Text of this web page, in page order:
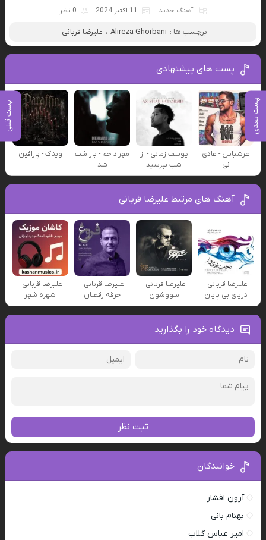
پست بعدی پست قبلی
آهنگ جدید 11 اکتبر 2024 0 نظر
برچسب ها : Alireza Ghorbani ، علیرضا قربانی
پست های پیشنهادی
عرشیاس - عادی
نی
یوسف زمانی - از
شب بپرسید
مهراد جم - باز شب
شد
ویناک - پارافین
آهنگ های مرتبط علیرضا قربانی
علیرضا قربانی -
دریای بی پایان
علیرضا قربانی -
سووشون
علیرضا قربانی -
خرقه رقصان
علیرضا قربانی -
شهره شهر
دیدگاه خود را بگذارید
ثبت نظر
خوانندگان
آرون افشار
بهنام بانی
امیر عباس گلاب